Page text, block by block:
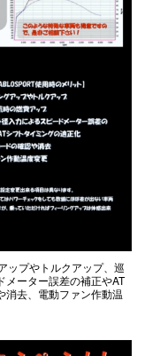
ップやトルクアップ、巡
メーター誤差の補正やAT
消去、電動ファン作動温